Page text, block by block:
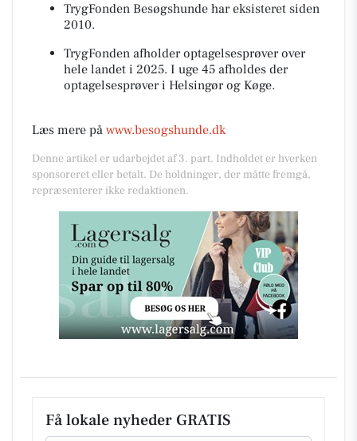
TrygFonden Besøgshunde har eksisteret siden
2010.
TrygFonden afholder optagelsesprøver over
hele landet i 2025. I uge 45 afholdes der
optagelsesprøver i Helsingør og Køge.
Læs mere på www.besogshunde.dk
Denne artikel er udarbejdet af 3. part. Indholdet er hverken
sponsoreret eller betalt. De holdninger, der måtte fremgå,
repræsenterer ikke redaktionen.
Få lokale nyheder GRATIS